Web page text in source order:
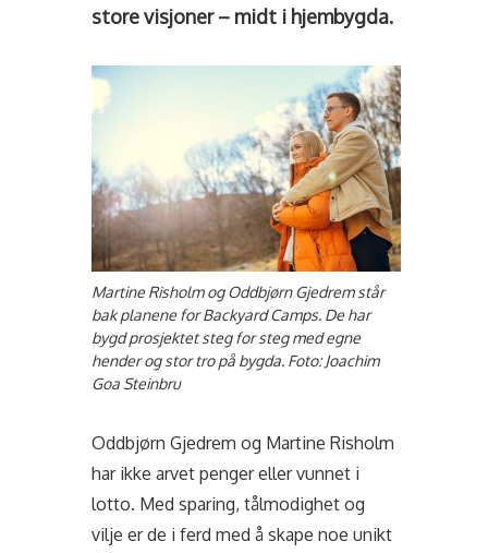
store visjoner – midt i hjembygda.
Martine Risholm og Oddbjørn Gjedrem står
bak planene for Backyard Camps. De har
bygd prosjektet steg for steg med egne
hender og stor tro på bygda. Foto: Joachim
Goa Steinbru
Oddbjørn Gjedrem og Martine Risholm
har ikke arvet penger eller vunnet i
lotto. Med sparing, tålmodighet og
vilje er de i ferd med å skape noe unikt